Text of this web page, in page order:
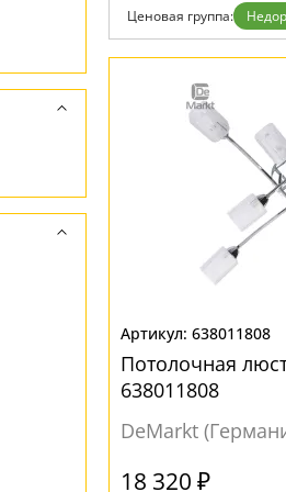
Ценовая группа:
638011808
Потолочная
638011808
DeMarkt
18 320 ₽